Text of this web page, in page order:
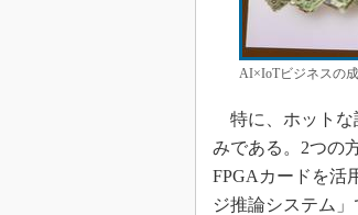
AI×IoTビジネスの
特に、ホットな
みである。2つの
FPGAカードを活
ジ推論システム」